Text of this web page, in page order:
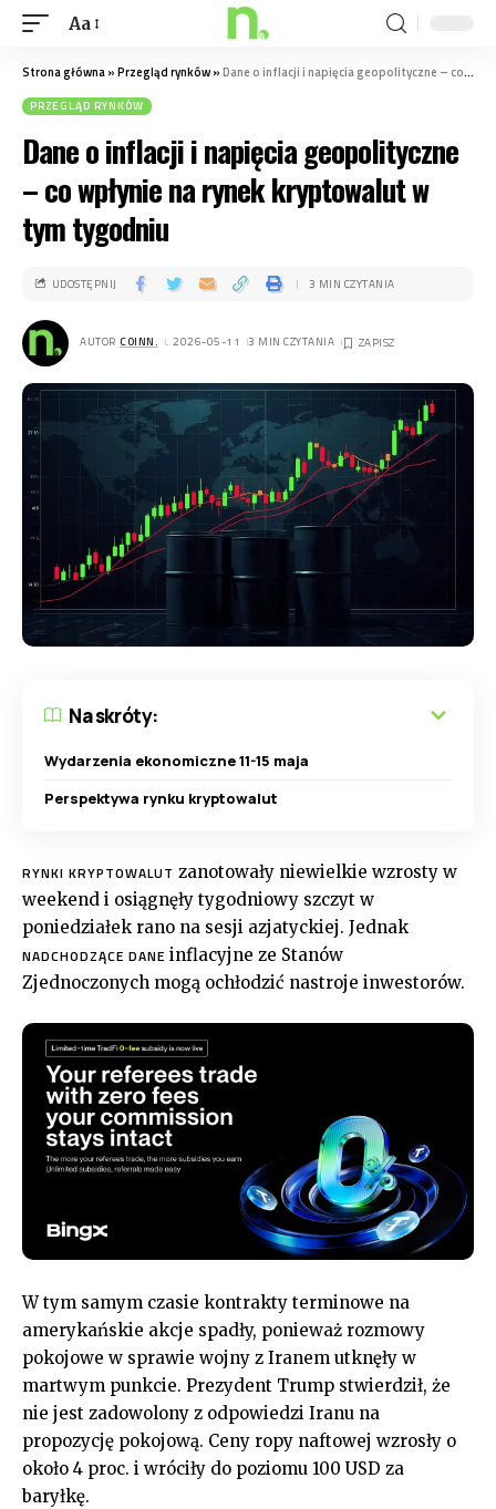
Aa
Strona główna»Przegląd rynków»Dane o inflacji i napięcia geopolityczne – co wpłynie na rynek kryptowalut w tym tygodniu
PRZEGLĄD RYNKÓW
Dane o inflacji i napięcia geopolityczne
– co wpłynie na rynek kryptowalut w
tym tygodniu
AUTOR COINN. . 2026-05-11 3 MIN CZYTANIA
UDOSTĘPNIJ 3 MIN CZYTANIA
Na skróty:
Wydarzenia ekonomiczne 11-15 maja
Perspektywa rynku kryptowalut
RYNKI KRYPTOWALUT zanotowały niewielkie wzrosty w
weekend i osiągnęły tygodniowy szczyt w
poniedziałek rano na sesji azjatyckiej. Jednak
NADCHODZĄCE DANE inflacyjne ze Stanów
Zjednoczonych mogą ochłodzić nastroje inwestorów.
W tym samym czasie kontrakty terminowe na
amerykańskie akcje spadły, ponieważ rozmowy
pokojowe w sprawie wojny z Iranem utknęły w
martwym punkcie. Prezydent Trump stwierdził, że
nie jest zadowolony z odpowiedzi Iranu na
propozycję pokojową. Ceny ropy naftowej wzrosły o
około 4 proc. i wróciły do poziomu 100 USD za
baryłkę.